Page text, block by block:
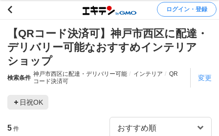
ログイン・登録
【QRコード決済可】神戸市西区に配達・
デリバリー可能なおすすめインテリア
ショップ
検索条件
神戸市西区に配達・デリバリー可能 インテリア
QR
コード決済可
変更
日祝OK
5 件